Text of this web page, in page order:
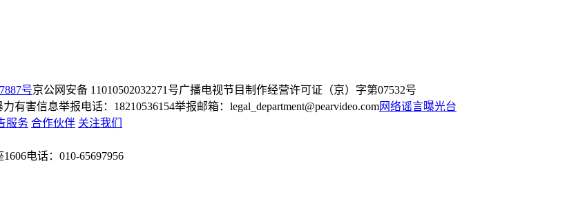
号京公网安备 11010502032271号广播电视节目制作经营许可证（京）字第07532号
有害信息举报电话：18210536154举报邮箱：legal_department@pearvideo.com网络谣言曝光台
服务 合作伙伴 关注我们
1606电话：010-65697956